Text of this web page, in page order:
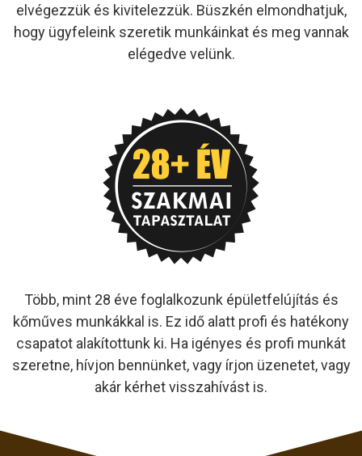
elvégezzük és kivitelezzük. Büszkén elmondhatjuk,
hogy ügyfeleink szeretik munkáinkat és meg vannak
elégedve velünk.
Több, mint 28 éve foglalkozunk épületfelújítás és
kőműves munkákkal is. Ez idő alatt profi és hatékony
csapatot alakítottunk ki. Ha igényes és profi munkát
szeretne, hívjon bennünket, vagy írjon üzenetet, vagy
akár kérhet visszahívást is.